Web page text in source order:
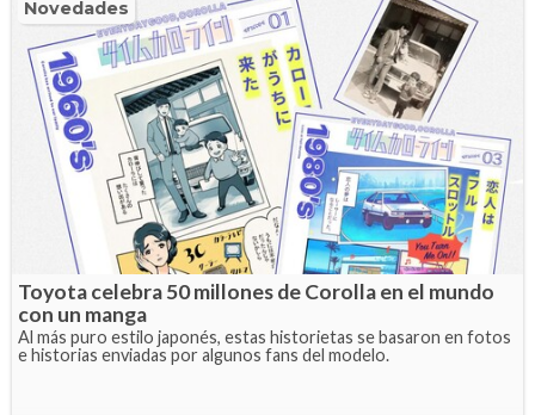
Novedades
Toyota celebra 50 millones de Corolla en el mundo
con un manga
Al más puro estilo japonés, estas historietas se basaron en fotos
e historias enviadas por algunos fans del modelo.